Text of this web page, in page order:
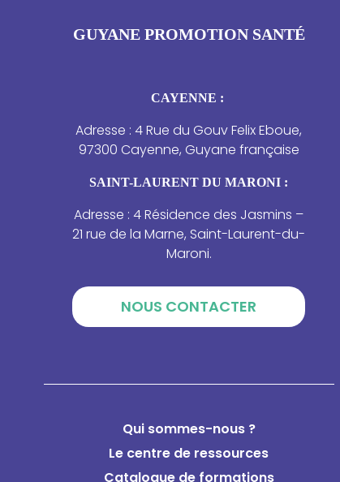
GUYANE PROMOTION SANTÉ
CAYENNE :
Adresse : 4 Rue du Gouv Felix Eboue,
97300 Cayenne, Guyane française
SAINT-LAURENT DU MARONI :
Adresse : 4 Résidence des Jasmins –
21 rue de la Marne, Saint-Laurent-du-
Maroni.
NOUS CONTACTER
Qui sommes-nous ?
Le centre de ressources
Catalogue de formations